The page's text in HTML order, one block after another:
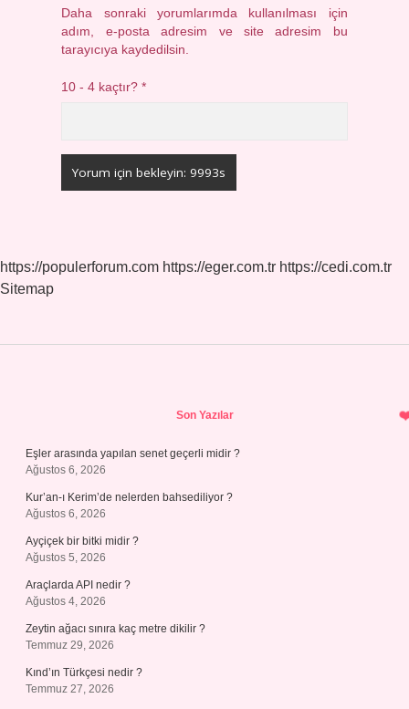
Daha sonraki yorumlarımda kullanılması için
adım, e-posta adresim ve site adresim bu
tarayıcıya kaydedilsin.
10 - 4 kaçtır?*
https://populerforum.com https://eger.com.tr https://cedi.com.tr
Sitemap
Son Yazılar
Eşler arasında yapılan senet geçerli midir ?
Ağustos 6, 2026
Kur’an-ı Kerim’de nelerden bahsediliyor ?
Ağustos 6, 2026
Ayçiçek bir bitki midir ?
Ağustos 5, 2026
Araçlarda API nedir ?
Ağustos 4, 2026
Zeytin ağacı sınıra kaç metre dikilir ?
Temmuz 29, 2026
Kınd’ın Türkçesi nedir ?
Temmuz 27, 2026